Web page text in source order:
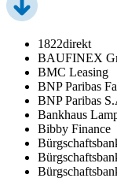
1822direkt
BAUFINEX
BMC Leasing
BNP Paribas
BNP Paribas
Bankhaus
Bibby Finance